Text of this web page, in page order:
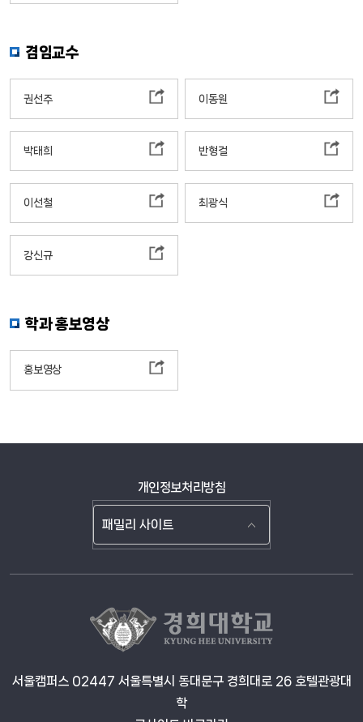
겸임교수
권선주 이동원
박태희 반형걸
이선철 최광식
강신규
학과 홍보영상
홍보영상
개인정보처리방침
서울캠퍼스 02447 서울특별시 동대문구 경희대로 26 호텔관광대
학